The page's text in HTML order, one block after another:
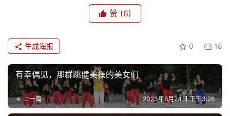
赞 (6)
0 18
生成海报
有幸偶见，那群跳健美操的美女们
上一篇 2023年6月24日 下午3:26